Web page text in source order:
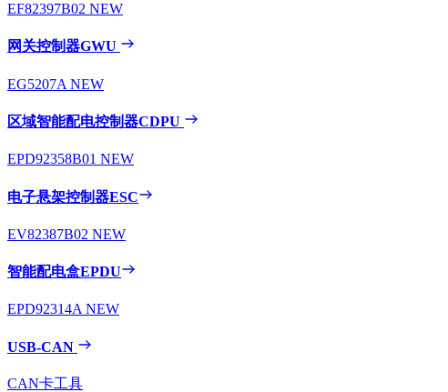
EF82397B02 NEW
网关控制器GWU
EG5207A NEW
区域智能配电控制器CDPU
EPD92358B01 NEW
电子悬架控制器ESC
EV82387B02 NEW
智能配电盒EPDU
EPD92314A NEW
USB-CAN
CAN卡工具